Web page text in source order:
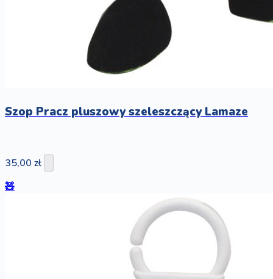
Szop Pracz pluszowy szeleszczący Lamaze
35,00 zł
🧸